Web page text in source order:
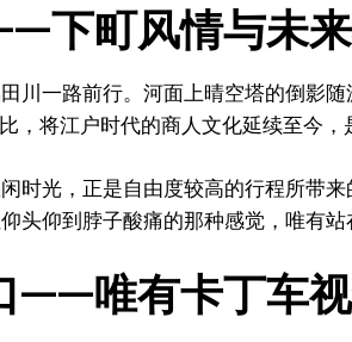
下町风情与未
川一路前行。河面上晴空塔的倒影
，将江户时代的商人文化延续至今，
时光，正是自由度较高的行程所带
头仰到脖子酸痛的那种感觉，唯有站
——唯有卡丁车